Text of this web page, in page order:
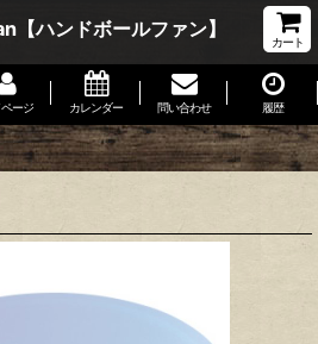
【ハンドボールファン】
カート
ージ カレンダー 問い合わせ 履歴